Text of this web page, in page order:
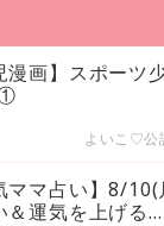
漫画】スポーツ
よいこ♡公
ママ占い】8/
＆運気を上げる...